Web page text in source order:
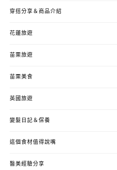
穿搭分享＆商品介紹
花蓮旅遊
苗栗旅遊
苗栗美食
英國旅遊
變髮日記＆保養
這個食材值得說嘴
醫美經驗分享